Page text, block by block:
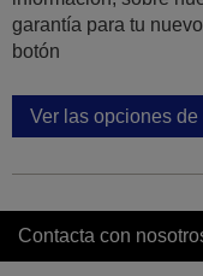
garantía para tu
botón
Ver las opciones
Contacta con